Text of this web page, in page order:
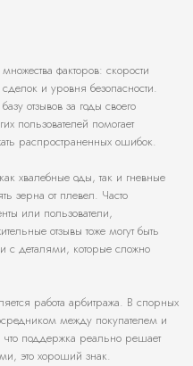
факторов: скорости
и уровня безопасности.
отзывов за годы своего
пользователей помогает
распространенных ошибок.
хвалебные оды, так и гневные
зерна от плевел. Часто
или пользователи,
отзывы тоже могут быть
с деталями, которые сложно
работа арбитража. В спорных
между покупателем и
поддержка реально решает
это хороший знак.